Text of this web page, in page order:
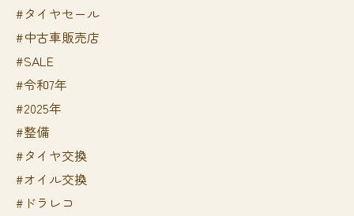
#タイヤセール
#中古車販売店
#SALE
#令和7年
#2025年
#整備
#タイヤ交換
#オイル交換
#ドラレコ